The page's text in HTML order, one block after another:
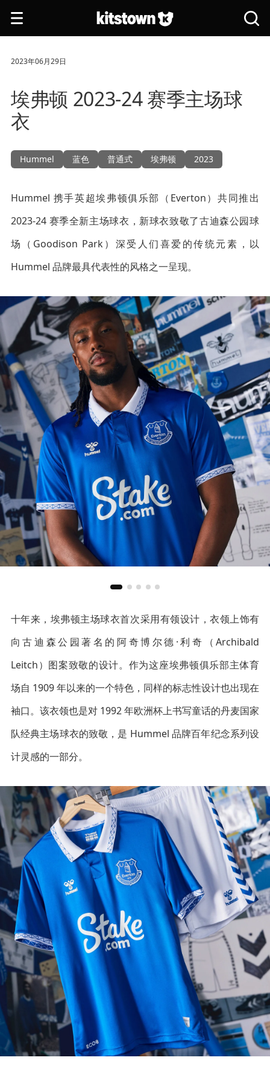
打
开
航
搜
索
2023年06月29日
埃弗顿 2023-24 赛季主场球
衣
Hummel 蓝色 普通式 埃弗顿 2023
Hummel 携手英超埃弗顿俱乐部（Everton）共同推出
2023-24 赛季全新主场球衣，新球衣致敬了古迪森公园球
场（Goodison Park）深受人们喜爱的传统元素，以
Hummel 品牌最具代表性的风格之一呈现。
十年来，埃弗顿主场球衣首次采用有领设计，衣领上饰有
向古迪森公园著名的阿奇博尔德·利奇（Archibald
Leitch）图案致敬的设计。作为这座埃弗顿俱乐部主体育
场自 1909 年以来的一个特色，同样的标志性设计也出现在
袖口。该衣领也是对 1992 年欧洲杯上书写童话的丹麦国家
队经典主场球衣的致敬，是 Hummel 品牌百年纪念系列设
计灵感的一部分。